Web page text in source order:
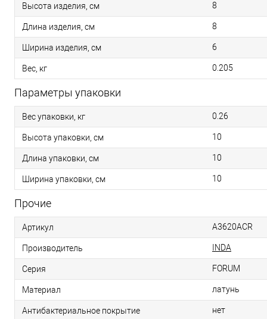
Высота изделия, см 8
Длина изделия, см 8
Ширина изделия, см 6
Вес, кг 0.205
Параметры упаковки
Вес упаковки, кг 0.26
Высота упаковки, см 10
Длина упаковки, см 10
Ширина упаковки, см 10
Прочие
Артикул A3620ACR
Производитель INDA
Серия FORUM
Материал латунь
Антибактериальное покрытие нет